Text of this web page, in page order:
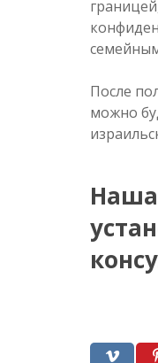
После
можно